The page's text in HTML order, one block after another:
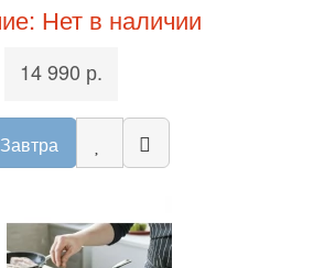
Нет в наличии
14 990 р.
Завтра